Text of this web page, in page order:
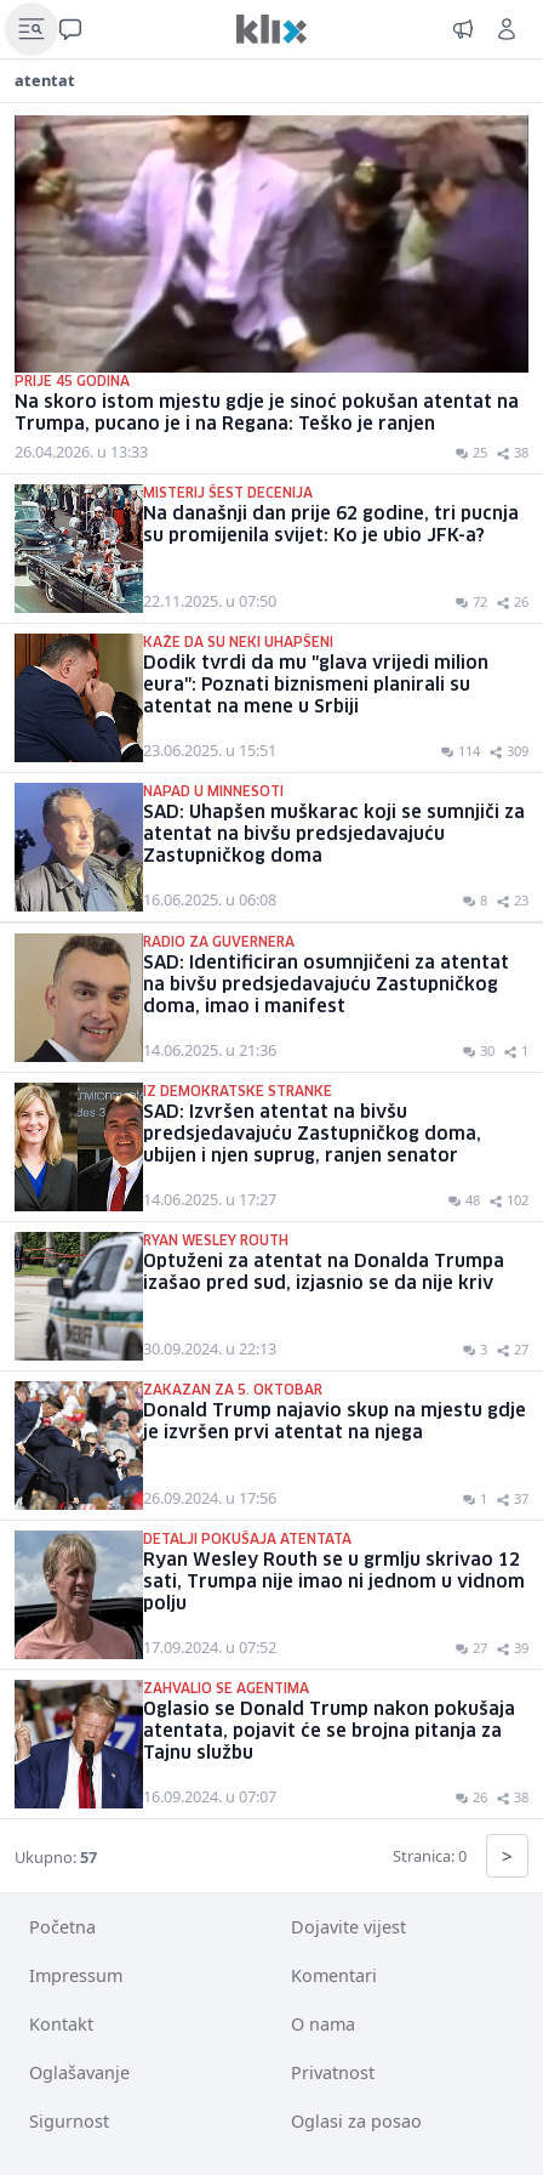
atentat
PRIJE 45 GODINA
Na skoro istom mjestu gdje je sinoć pokušan atentat na
Trumpa, pucano je i na Regana: Teško je ranjen
26.04.2026. u 13:33 25 38
MISTERIJ ŠEST DECENIJA
Na današnji dan prije 62 godine, tri pucnja
su promijenila svijet: Ko je ubio JFK-a?
22.11.2025. u 07:50 72 26
KAŽE DA SU NEKI UHAPŠENI
Dodik tvrdi da mu "glava vrijedi milion
eura": Poznati biznismeni planirali su
atentat na mene u Srbiji
23.06.2025. u 15:51 114 309
NAPAD U MINNESOTI
SAD: Uhapšen muškarac koji se sumnjiči za
atentat na bivšu predsjedavajuću
Zastupničkog doma
16.06.2025. u 06:08 8 23
RADIO ZA GUVERNERA
SAD: Identificiran osumnjičeni za atentat
na bivšu predsjedavajuću Zastupničkog
doma, imao i manifest
14.06.2025. u 21:36 30 1
IZ DEMOKRATSKE STRANKE
SAD: Izvršen atentat na bivšu
predsjedavajuću Zastupničkog doma,
ubijen i njen suprug, ranjen senator
14.06.2025. u 17:27 48 102
RYAN WESLEY ROUTH
Optuženi za atentat na Donalda Trumpa
izašao pred sud, izjasnio se da nije kriv
30.09.2024. u 22:13 3 27
ZAKAZAN ZA 5. OKTOBAR
Donald Trump najavio skup na mjestu gdje
je izvršen prvi atentat na njega
26.09.2024. u 17:56 1 37
DETALJI POKUŠAJA ATENTATA
Ryan Wesley Routh se u grmlju skrivao 12
sati, Trumpa nije imao ni jednom u vidnom
polju
17.09.2024. u 07:52 27 39
ZAHVALIO SE AGENTIMA
Oglasio se Donald Trump nakon pokušaja
atentata, pojavit će se brojna pitanja za
Tajnu službu
16.09.2024. u 07:07 26 38
Ukupno:57 Stranica: 0 >
Početna Dojavite vijest
Impressum Komentari
Kontakt O nama
Oglašavanje Privatnost
Sigurnost Oglasi za posao